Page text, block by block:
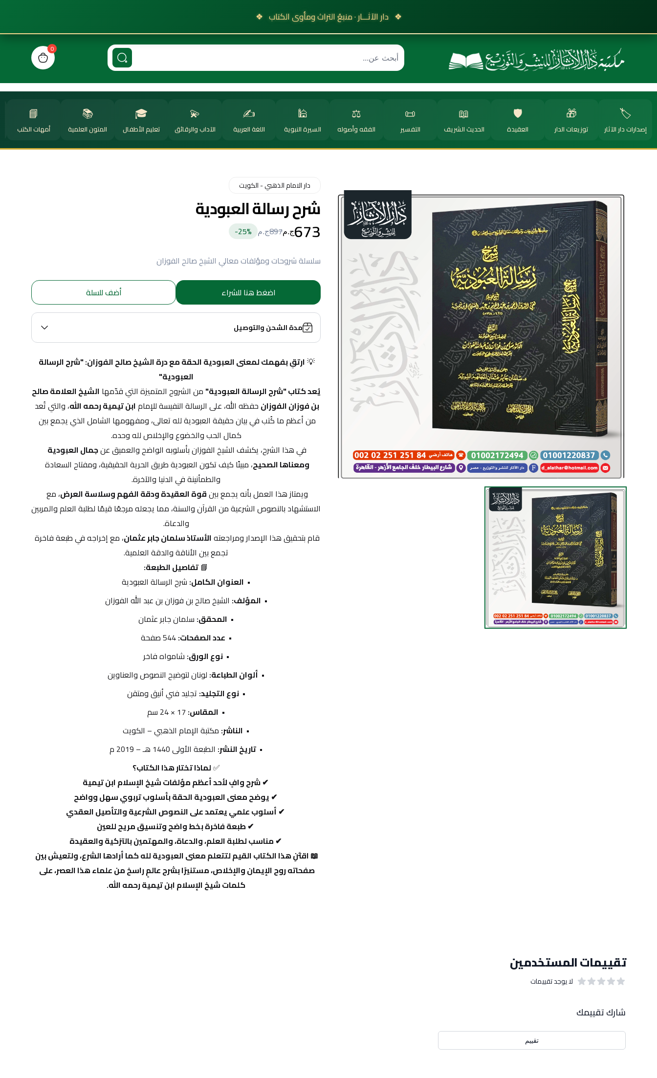
❖ دار الآثـــار · منبعُ التراث ومأوى الكتاب ❖
0
view bag
🏷️
إصدارات دار الآثار
🎁
توزيعات الدار
🛡️
العقيدة
📖
الحديث الشريف
📜
التفسير
⚖️
الفقه وأصوله
🕌
السيرة النبوية
✍️
اللغة العربية
💫
الآداب والرقائق
🎓
تعليم الأطفال
📚
المتون العلمية
📘
أمهات الكتب
دار الامام الذهبي - الكويت
شرح رسالة العبودية
673ج.م897ج.م 25%-
سلسلة شروحات ومؤلفات معالي الشيخ صالح الفوزان
اضغط هنا للشراء أضف للسلة
مدة الشحن والتوصيل
💡
العبودية"
يُعد كتاب "شرح الرسالة العبودية" من الشروح المتميزة التي قدّمها
بن فوزان الفوزان حفظه الله، على الرسالة النفيسة للإمام ابن تيمية رحمه الله
كمال الحب والخضوع والإخلاص لله وحده.
في هذا الشرح، يكشف الشيخ الفوزان بأسلوبه الواضح والعميق عن
ومعناها الصحيح
والطمأنينة في الدنيا والآخرة.
ويمتاز هذا العمل بأنه يجمع بين قوة العقيدة ودقة الفهم وسلاسة العرض
والدعاة.
قام بتحقيق هذا الإصدار ومراجعته الأستاذ سلمان جابر عثمان
تجمع بين الأناقة والدقة العلمية.
📘 تفاصيل الطبعة:
العنوان الكامل: شرح الرسالة العبودية
المؤلف: الشيخ صالح بن فوزان بن عبد الله الفوزان
المحقق: سلمان جابر عثمان
عدد الصفحات: 544 صفحة
نوع الورق: شامواه فاخر
ألوان الطباعة: لونان لتوضيح النصوص والعناوين
نوع التجليد: تجليد فني أنيق ومتقن
المقاس:
الناشر: مكتبة الإمام الذهبي – الكويت
تاريخ النشر: الطبعة الأولى 1440 هـ – 2019 م
✅ لماذا تختار هذا الكتاب؟
كلمات شيخ الإسلام ابن تيمية رحمه الله.
تقييمات المستخدمين
لا يوجد تقييمات
شارك تقييمك
تقييم